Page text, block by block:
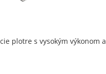
plotre s vysokým výkonom a